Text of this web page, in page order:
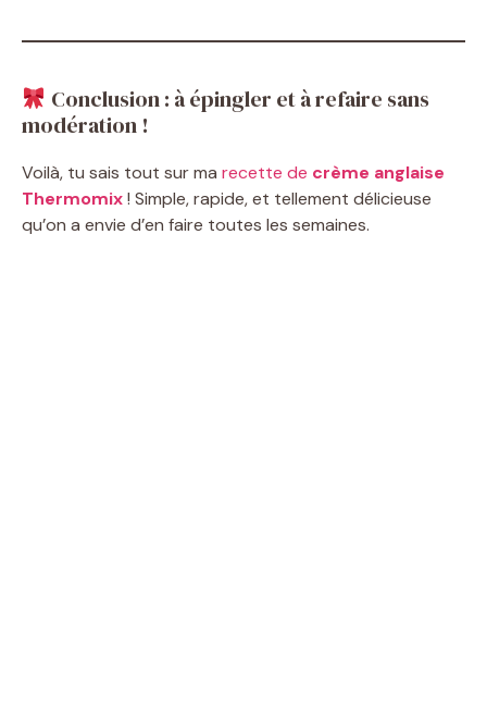
Conclusion : à épingler et à refaire sans
modération !
Voilà, tu sais tout sur ma recette de crème anglaise
Thermomix! Simple, rapide, et tellement délicieuse
qu’on a envie d’en faire toutes les semaines.